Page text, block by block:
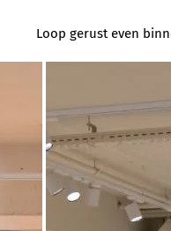
Loop gerust even